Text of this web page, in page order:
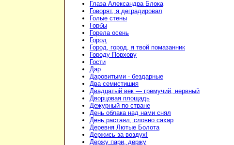
Глаза Александра Блока
Говорят, я деградировал
Голые стены
Горбы
Горела осень
Город
Город, город, я твой помазанник
Городу Порхову
Гости
Дар
Даровитыми - бездарные
Два семистишия
Двадцатый век — гремучий, нервный
Дворцовая площадь
Дежурный по стране
День облака над нами снял
День растаял, словно сахар
Деревня Лютые Болота
Держись за воздух!
Держу пари, держу